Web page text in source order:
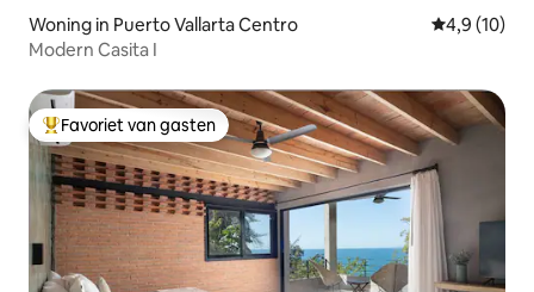
Woning in Puerto Vallarta Centro
4,9 (10)
Modern Casita I
Topfavoriet van gasten
Favoriet van gasten